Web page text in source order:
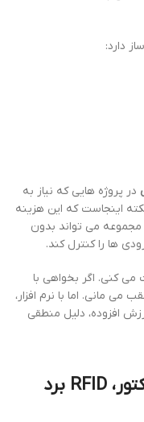
دارد:
در پروژه هایی که نیاز به
اینجاست که این هزینه
می تواند بدون
ها را کنترل کند.
کنی. اگر بخواهی با
مانی. اما با نرم افزار،
افزوده، دلیل منطقی
افزونه های امنیتی (لوپ دیتکتور، RFID برد